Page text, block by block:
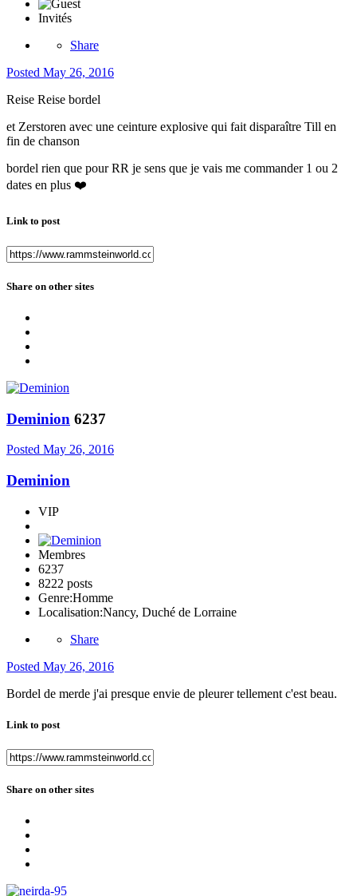
Invités
Share
Posted May 26, 2016
Reise Reise bordel
et Zerstoren avec une ceinture explosive qui fait disparaître Till en
fin de chanson
bordel rien que pour RR je sens que je vais me commander 1 ou 2
dates en plus ❤️
Link to post
Share on other sites
Deminion 6237
Posted May 26, 2016
Deminion
VIP
Membres
6237
8222 posts
Genre:Homme
Localisation:Nancy, Duché de Lorraine
Share
Posted May 26, 2016
Bordel de merde j'ai presque envie de pleurer tellement c'est beau.
Link to post
Share on other sites